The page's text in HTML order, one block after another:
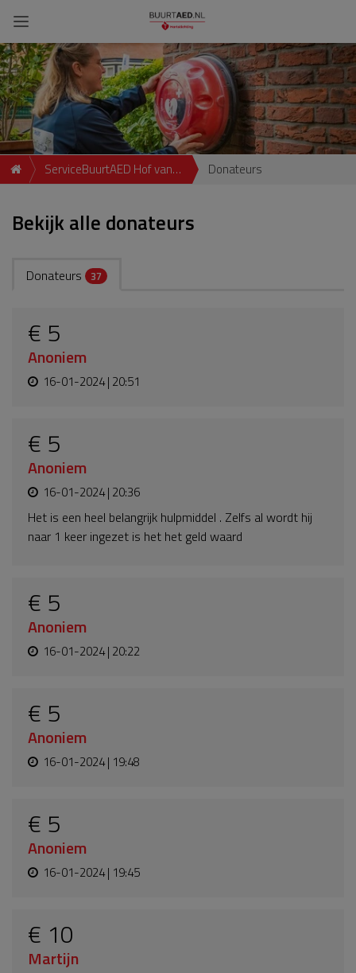
ServiceBuurtAED Hof van
Donateurs
Bekijk alle donateurs
Donateurs 37
€ 5
Anoniem
16-01-2024 | 20:51
€ 5
Anoniem
16-01-2024 | 20:36
Het is een heel belangrijk hulpmiddel . Zelfs al wordt hij
naar 1 keer ingezet is het het geld waard
€ 5
Anoniem
16-01-2024 | 20:22
€ 5
Anoniem
16-01-2024 | 19:48
€ 5
Anoniem
16-01-2024 | 19:45
€ 10
Martijn